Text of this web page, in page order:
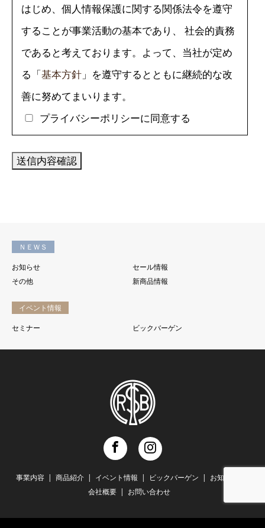
はじめ、個人情報保護に関する関係法令を遵守
することが事業活動の基本であり、 社会的責務
であると考えております。よって、当社が定め
る「基本方針 」を遵守するとともに継続的な改
善に努めてまいります。
プライバシーポリシーに同意する
ＮＥＷＳ
お知らせ
セール情報
その他
新商品情報
イベント情報
セミナー
ビックバーゲン
Instagram
事業内容 商品紹介 イベント情報 ビックバーゲン
お知らせ
会社概要
お問い合わせ